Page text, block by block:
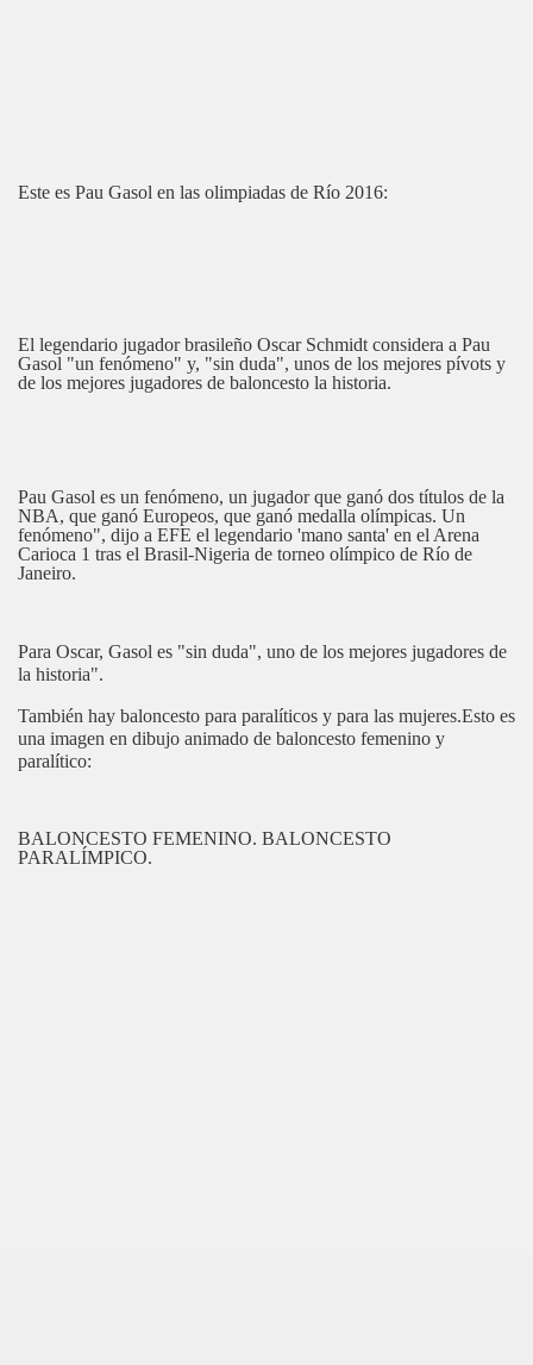
Este es Pau Gasol en las olimpiadas de Río 2016:
El legendario jugador brasileño Oscar Schmidt considera a Pau
Gasol "un fenómeno" y, "sin duda", unos de los mejores pívots y
de los mejores jugadores de baloncesto la historia.
Pau Gasol es un fenómeno, un jugador que ganó dos títulos de la
NBA, que ganó Europeos, que ganó medalla olímpicas. Un
fenómeno", dijo a EFE el legendario 'mano santa' en el Arena
Carioca 1 tras el Brasil-Nigeria de torneo olímpico de Río de
Janeiro.
Para Oscar, Gasol es "sin duda", uno de los mejores jugadores de
la historia".
También hay baloncesto para paralíticos y para las mujeres.Esto es
una imagen en dibujo animado de baloncesto femenino y
paralítico:
BALONCESTO FEMENINO. BALONCESTO
PARALÍMPICO.